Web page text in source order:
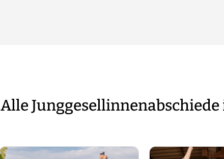
Alle Junggesellinnenabschiede